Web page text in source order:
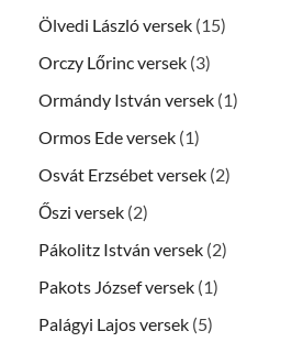
Ölvedi László versek (15)
Orczy Lőrinc versek (3)
Ormándy István versek (1)
Ormos Ede versek (1)
Osvát Erzsébet versek (2)
Őszi versek (2)
Pákolitz István versek (2)
Pakots József versek (1)
Palágyi Lajos versek (5)